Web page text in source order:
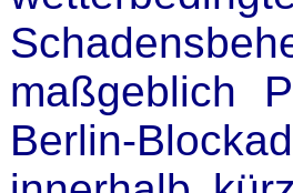
maßgeblich
Berlin-